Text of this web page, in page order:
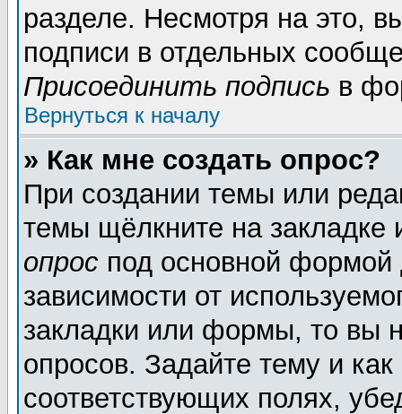
разделе. Несмотря на это,
подписи в отдельных
Присоединить подпись в
Вернуться к началу
» Как мне создать опрос?
При создании темы или
темы щёлкните на
опрос под основной
зависимости от
закладки или формы, то вы
опросов. Задайте тему и
соответствующих полях,